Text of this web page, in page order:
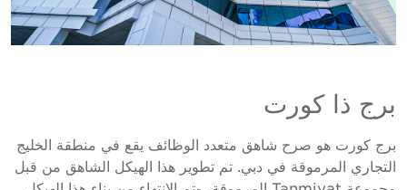
برج ذا كورت
برج كورت هو صرح شاهق متعدد الوظائف يقع في منطقة الخليج
التجاري المرموقة في دبي. تم تطوير هذا الهيكل الشاهق من قبل